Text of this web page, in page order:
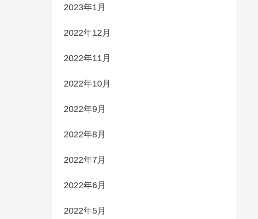
2023年1月
2022年12月
2022年11月
2022年10月
2022年9月
2022年8月
2022年7月
2022年6月
2022年5月